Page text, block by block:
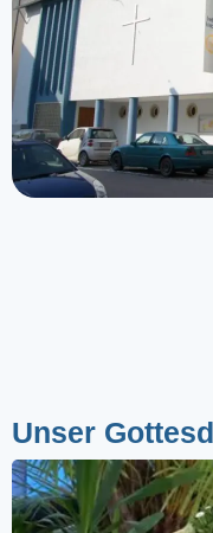
Unser